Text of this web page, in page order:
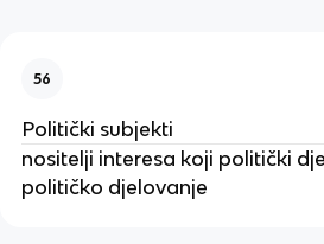
56
Politički subjekti
nositelji interesa koji politički
političko djelovanje